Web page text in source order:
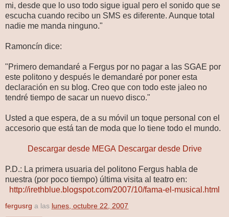
mi, desde que lo uso todo sigue igual pero el sonido que se
escucha cuando recibo un SMS es diferente. Aunque total
nadie me manda ninguno."
Ramoncín dice:
"Primero demandaré a Fergus por no pagar a las SGAE por
este politono y después le demandaré por poner esta
declaración en su blog. Creo que con todo este jaleo no
tendré tiempo de sacar un nuevo disco."
Usted a que espera, de a su móvil un toque personal con el
accesorio que está tan de moda que lo tiene todo el mundo.
Descargar desde MEGA Descargar desde Drive
P.D.: La primera usuaria del politono Fergus habla de
nuestra (por poco tiempo) última visita al teatro en:
http://irethblue.blogspot.com/2007/10/fama-el-musical.html
fergusrg a las lunes, octubre 22, 2007